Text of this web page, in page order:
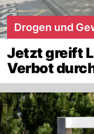
Drogen und
Jetzt greift
Verbot